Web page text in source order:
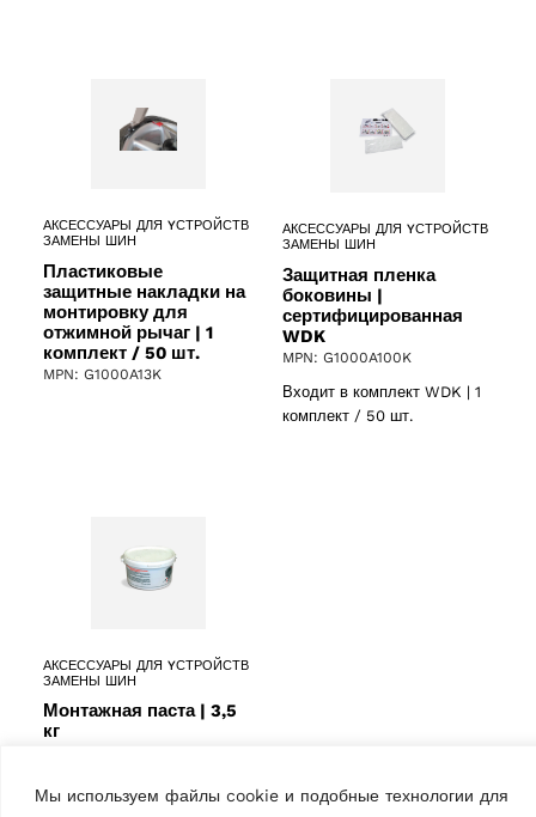
Мы используем файлы cookie и подобные технологии для
АКСЕССУАРЫ ДЛЯ YСТРОЙСТВ
ЗАМЕНЫ ШИН
Пластиковые
защитные накладки на
монтировку для
отжимной рычаг | 1
комплект / 50 шт.
MPN: G1000A13K
АКСЕССУАРЫ ДЛЯ YСТРОЙСТВ
ЗАМЕНЫ ШИН
Защитная пленка
боковины |
сертифицированная
WDK
MPN: G1000A100K
Входит в комплект WDK | 1
комплект / 50 шт.
АКСЕССУАРЫ ДЛЯ YСТРОЙСТВ
ЗАМЕНЫ ШИН
Монтажная паста | 3,5
кг